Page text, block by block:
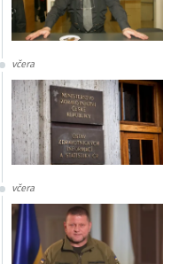
včera
včera